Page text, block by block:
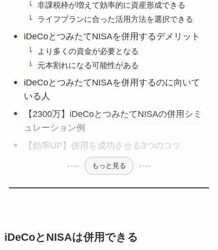
非課税枠が増えて効率的に資産形成できる
ライフプランに合った活用方法を選択できる
iDeCoとつみたてNISAを併用するデメリット
より多くの資金が必要となる
元本割れになる可能性がある
iDeCoとつみたてNISAを併用するのに向いて
いる人
【2300万】iDeCoとつみたてNISAの併用シミ
ュレーション例
【効率UP】併用を成功させる3つのコツ
もっと見る
iDeCoとNISAは併用できる